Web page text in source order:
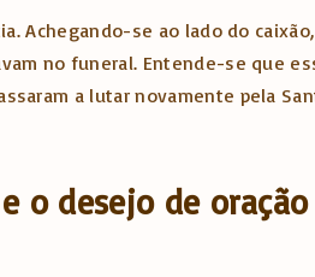
Achegando-se ao lado do
no funeral. Entende-se que
a lutar novamente pela
o desejo de oração